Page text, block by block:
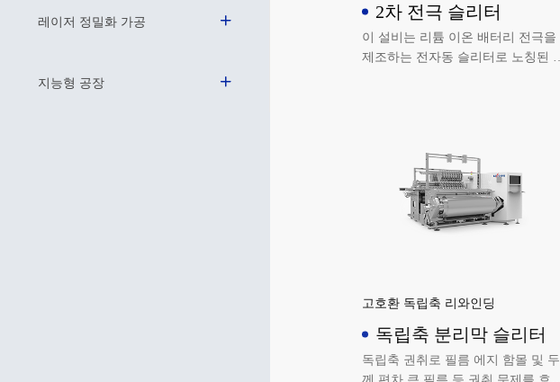
레이저 정밀화 가공
지능형 공장
2차 전극 슬리터
이 설비는 리튬 이온 배터리 전극을
제조하는 전자동 슬리터로 노칭된 전
고호환 독립축 리와인딩
독립축 분리막 슬리터
독립축 권취로 필름 에지 함몰 및 두
께 편차 큰 필름 등 권취 문제를 효과